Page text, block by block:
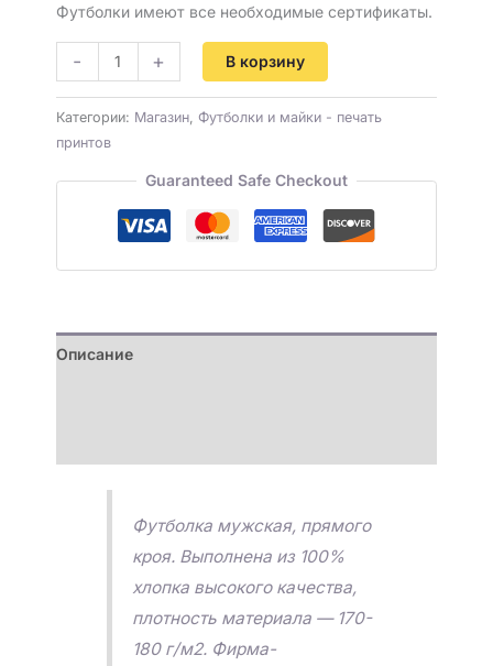
Футболки имеют все необходимые сертификаты.
- + В корзину
Категории: Магазин, Футболки и майки - печать
принтов
Guaranteed Safe Checkout
Описание
Футболка мужская, прямого
кроя. Выполнена из 100%
хлопка высокого качества,
плотность материала — 170-
180 г/м2. Фирма-